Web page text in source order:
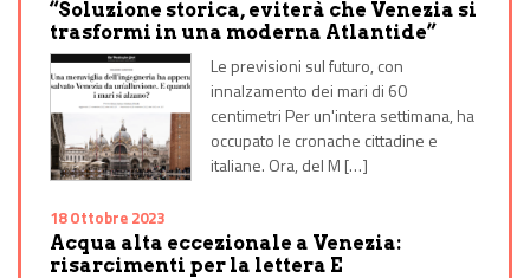
“Soluzione storica, eviterà che Venezia si
trasformi in una moderna Atlantide”
Le previsioni sul futuro, con
innalzamento dei mari di 60
centimetri Per un'intera settimana, ha
occupato le cronache cittadine e
italiane. Ora, del M […]
18 Ottobre 2023
Acqua alta eccezionale a Venezia:
risarcimenti per la lettera E